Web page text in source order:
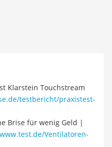
Klarstein Touchstream
testbericht/praxistest-
Brise für wenig Geld |
Ventilatoren-